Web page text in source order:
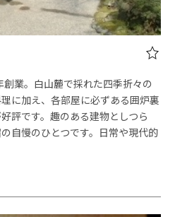
業。白山麓で採れた四季折々の
に加え、各部屋に必ずある囲炉裏
評です。趣のある建物としつら
自慢のひとつです。日常や現代的